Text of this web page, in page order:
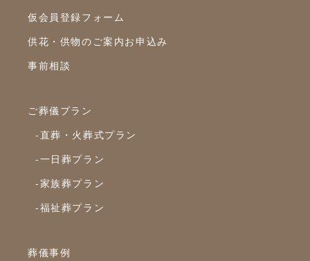
仮会員登録フォーム
供花・供物のご案内お申込み
事前相談
ご葬儀プラン
-直葬・火葬式プラン
-一日葬プラン
-家族葬プラン
-福祉葬プラン
葬儀事例